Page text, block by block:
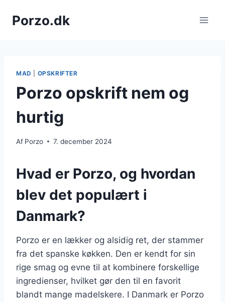
Porzo.dk
MAD OPSKRIFTER
Porzo opskrift nem og
hurtig
Af Porzo 7. december 2024
Hvad er Porzo, og hvordan
blev det populært i
Danmark?
Porzo er en lækker og alsidig ret, der stammer
fra det spanske køkken. Den er kendt for sin
rige smag og evne til at kombinere forskellige
ingredienser, hvilket gør den til en favorit
blandt mange madelskere. I Danmark er Porzo